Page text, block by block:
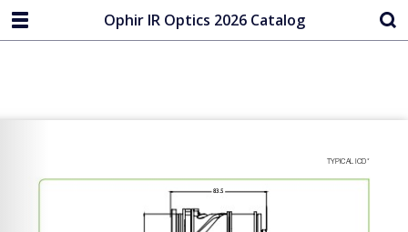
Ophir IR Optics 2026 Catalog